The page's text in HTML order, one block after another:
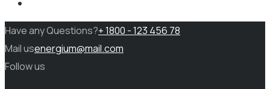
Have any Questions?+ 1800 - 123 456 78
Mail usenergium@mail.com
Follow us